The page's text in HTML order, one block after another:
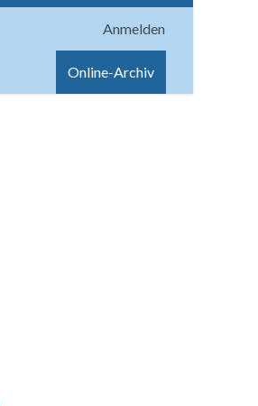
Anmelden
Online-Archiv